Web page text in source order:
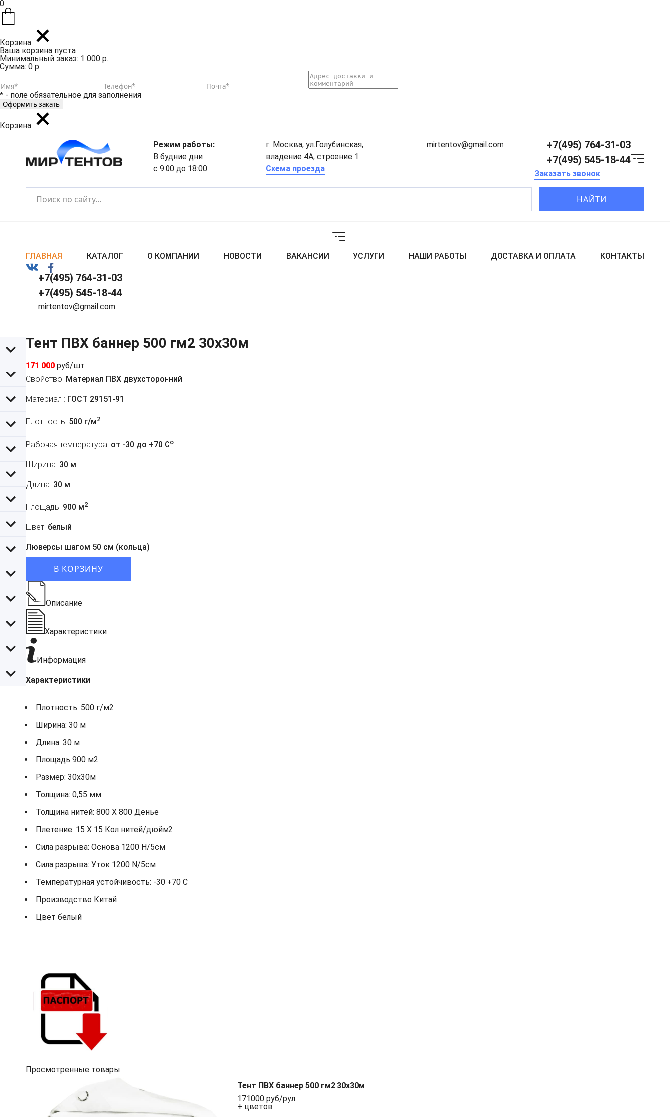
0
Корзина
Ваша корзина пуста
Минимальный заказ: 1 000 р.
Сумма: 0 р.
* - поле обязательное для заполнения
Корзина
Режим работы:
В будние дни
с 9:00 до 18:00
г. Москва, ул.Голубинская,
владение 4А, строение 1
Схема проезда
mirtentov@gmail.com
+7(495) 764-31-03
+7(495) 545-18-44
Заказать звонок
НАЙТИ
ГЛАВНАЯ КАТАЛОГ О КОМПАНИИ НОВОСТИ ВАКАНСИИ УСЛУГИ НАШИ РАБОТЫ ДОСТАВКА И ОПЛАТА КОНТАКТЫ
+7(495) 764-31-03
+7(495) 545-18-44
mirtentov@gmail.com
Тент ПВХ баннер 500 гм2 30х30м
171 000 руб/шт
Свойство: Материал ПВХ двухсторонний
Материал : ГОСТ 29151-91
Плотность: 500 г/м2
Рабочая температура: от -30 до +70 Co
Ширина: 30 м
Длина: 30 м
Площадь: 900 м2
Цвет: белый
Люверсы шагом 50 см (кольца)
В КОРЗИНУ
Описание
Характеристики
Информация
Характеристики
Плотность: 500 г/м2
Ширина: 30 м
Длина: 30 м
Площадь 900 м2
Размер: 30х30м
Толщина: 0,55 мм
Толщина нитей: 800 X 800 Денье
Плетение: 15 X 15 Кол нитей/дюйм2
Сила разрыва: Основа 1200 Н/5см
Сила разрыва: Уток 1200 N/5см
Температурная устойчивость: -30 +70 С
Производство Китай
Цвет белый
Просмотренные товары
Тент ПВХ баннер 500 гм2 30х30м
171000 руб/рул.
+ цветов